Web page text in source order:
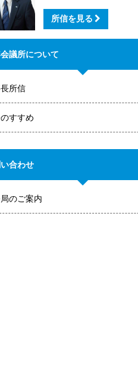
所信を見る
議所について
所信
すすめ
合わせ
のご案内